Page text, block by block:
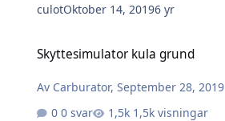
culotOktober 14, 20196 yr
Skyttesimulator kula grund
Av Carburator,September 28, 2019
0 svar
1,5k visningar